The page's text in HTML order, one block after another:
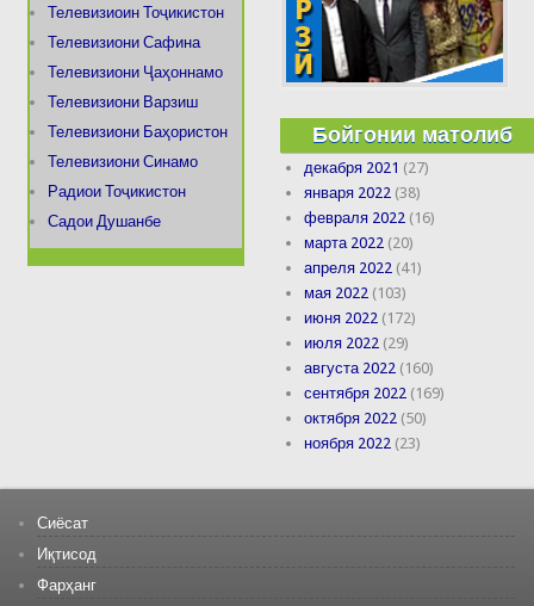
Телевизиоин Тоҷикистон
Телевизиони Сафина
Телевизиони Ҷаҳоннамо
Телевизиони Варзиш
Телевизиони Баҳористон
Телевизиони Синамо
Радиои Тоҷикистон
Садои Душанбе
Бойгонии матолиб
декабря 2021 (27)
января 2022 (38)
февраля 2022 (16)
марта 2022 (20)
апреля 2022 (41)
мая 2022 (103)
июня 2022 (172)
июля 2022 (29)
августа 2022 (160)
сентября 2022 (169)
октября 2022 (50)
ноября 2022 (23)
Сиёсат
Иқтисод
Фарҳанг